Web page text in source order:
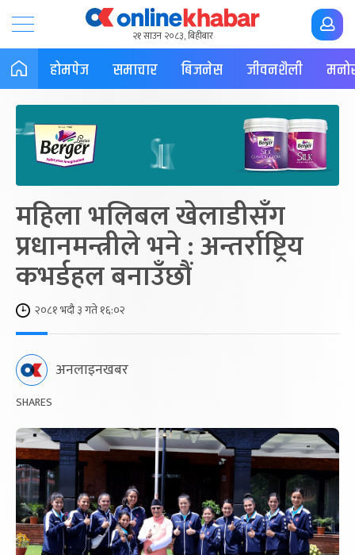
२१ साउन २०८३, बिहीबार
होमपेज समाचार बिजनेस जीवनशैली
महिला भलिबल खेलाडीसँग
प्रधानमन्त्रीले भने : अन्तर्राष्ट्रिय
कभर्डहल बनाउँछौं
२०८१ भदौ ३ गते १६:०२
अनलाइनखबर
SHARES